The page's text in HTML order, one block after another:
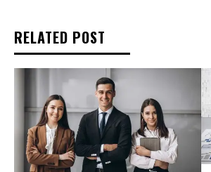
RELATED POST